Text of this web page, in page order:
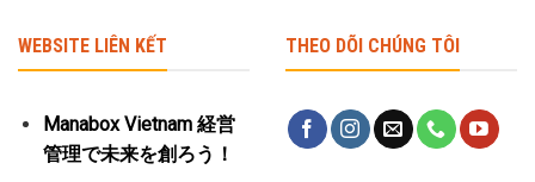
WEBSITE LIÊN KẾT
Manabox Vietnam 経営
管理で未来を創ろう！
THEO DÕI CHÚNG TÔI